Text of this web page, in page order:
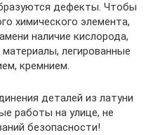
дефекты. Чтобы
химического элемента,
наличие кислорода,
легированные
кремнием.
деталей из латуни
работы на улице, не
безопасности!